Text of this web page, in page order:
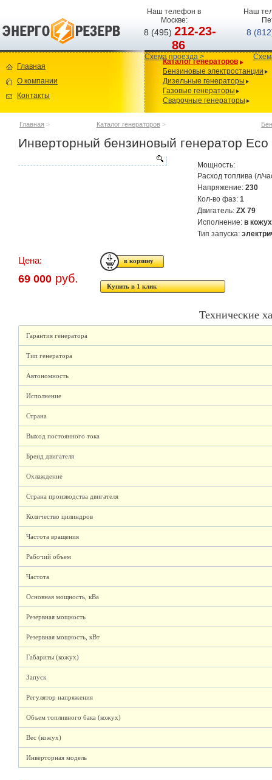
Наш телефон в
Москве:
8 (495)212-23-
86
Схема проезда >
Наш
8
Главная
О компании
Контакты
Каталог генераторов
Бензиновые электростанции
Дизельные генераторы
Газовые генераторы
Сварочные генераторы
Главная > Каталог генераторов >
Инверторный бензиновый генератор
Мощность:
Расход топлива (л/
Напряжение: 230
Кол-во фаз: 1
Двигатель: ZX 79
Исполнение: в
Тип запуска:
Цена:
69 000 руб.
Купить в 1 клик
Технические
Гарантия генератора
Тип генератора
Автономность
Исполнение
Страна
Выход постоянного тока
Бренд двигателя
Охлаждение
Страна производства двигателя
Количество цилиндров
Частота вращения
Рабочий объем
Частота
Основная мощность, кВа
Резервная мощность
Резервная мощность, кВт
Габариты (кожух)
Запуск
Регулятор напряжения
Объем топливного бака (кожух)
Вес (кожух)
Инверторная модель